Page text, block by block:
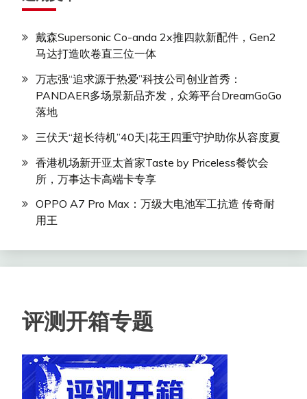
戴森Supersonic Co-anda 2x推四款新配件，Gen2
马达打造吹卷直三位一体
万志强“追求源于热爱”科技公司创业首秀：
PANDAER多场景新品齐发，众筹平台DreamGoGo
落地
三伏天“超长待机”40天|花王四重守护助你从容度夏
香港机场新开亚太首家Taste by Priceless餐饮会
所，万事达卡高端卡专享
OPPO A7 Pro Max：万级大电池军工抗造 传奇耐
用王
评测开箱专题